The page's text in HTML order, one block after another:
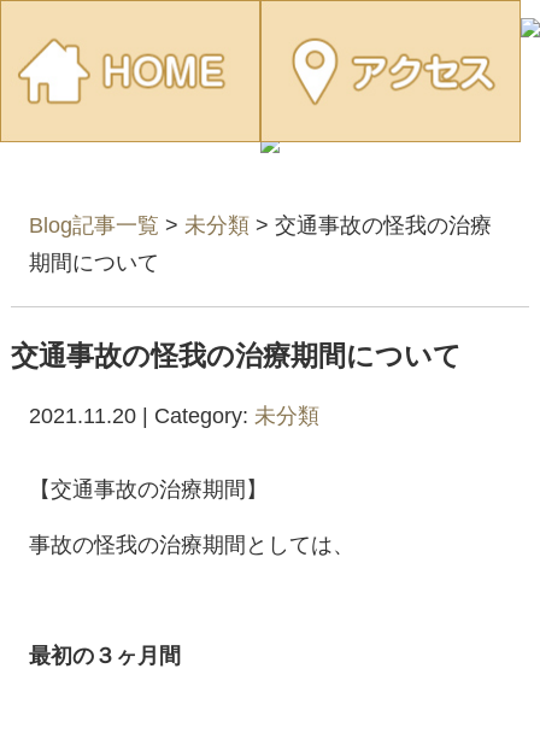
Blog記事一覧 > 未分類> 交通事故の怪我の治療
期間について
交通事故の怪我の治療期間について
2021.11.20 | Category: 未分類
【交通事故の治療期間】
事故の怪我の治療期間としては、
最初の３ヶ月間